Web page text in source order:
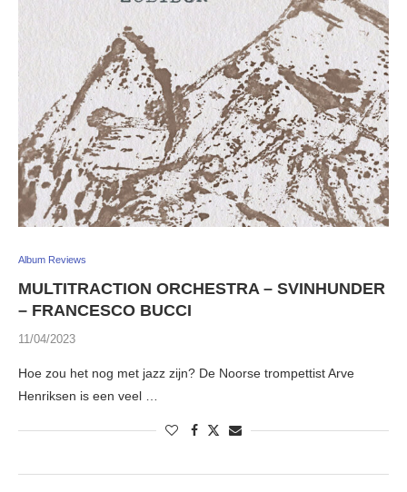
Album Reviews
MULTITRACTION ORCHESTRA – SVINHUNDER
– FRANCESCO BUCCI
11/04/2023
Hoe zou het nog met jazz zijn? De Noorse trompettist Arve
Henriksen is een veel …